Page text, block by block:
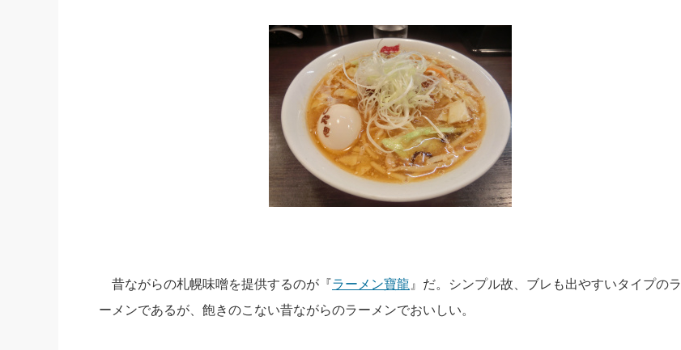
昔ながらの札幌味噌を提供するのが『ラーメン寶龍 』だ。シンプル故、ブレも出やすいタイプのラ
ーメンであるが、飽きのこない昔ながらのラーメンでおいしい。